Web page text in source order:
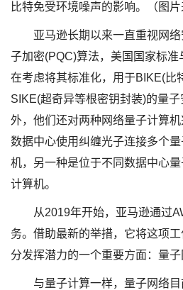
比特免受环境噪声的影响。（图片
亚马逊长期以来一直重视网
子加密(PQC)算法，美国国家标
在考虑将其标准化，用于BIKE(比
SIKE(超奇异等根密钥封装)的量
外，他们还对两种网络量子计算
数据中心使用纠缠光子连接多个
机，另一种是位于不同数据中心
计算机。
从2019年开始，亚马逊通过
务。借助最新的举措，它将这项
分发挥潜力的一个重要方面：量子
与量子计算一样，量子网络